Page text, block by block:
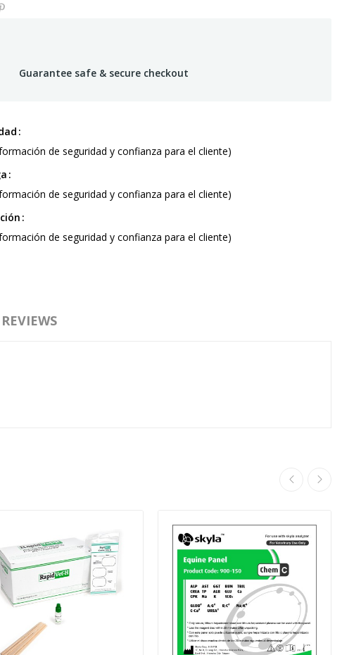
Guarantee safe & secure checkout
de seguridad y confianza para el cliente)
de seguridad y confianza para el cliente)
de seguridad y confianza para el cliente)
REVIEWS